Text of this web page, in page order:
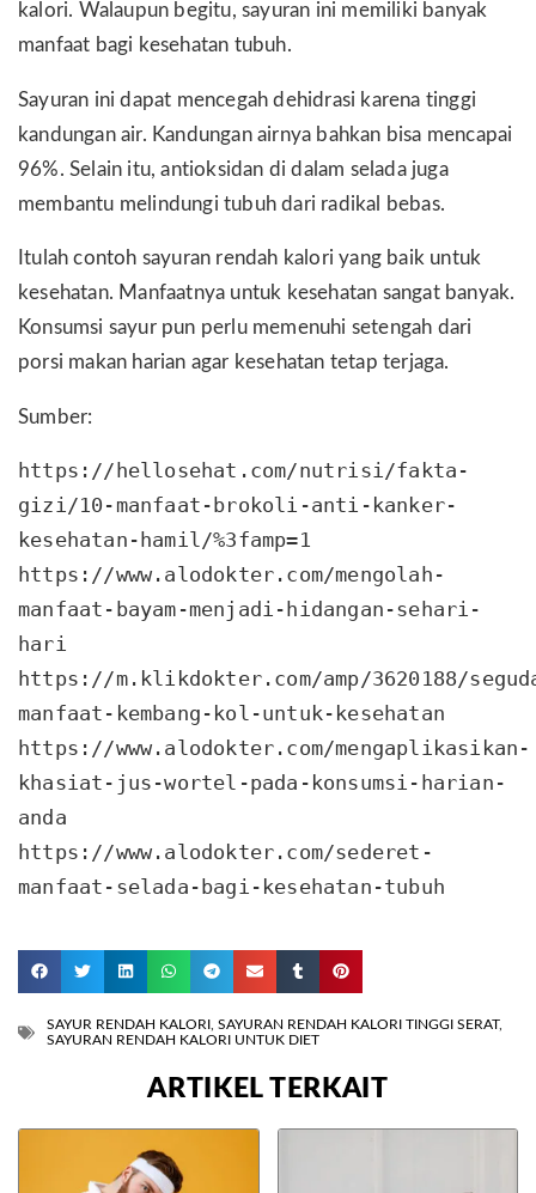
kalori. Walaupun begitu, sayuran ini memiliki banyak
manfaat bagi kesehatan tubuh.
Sayuran ini dapat mencegah dehidrasi karena tinggi
kandungan air. Kandungan airnya bahkan bisa mencapai
96%. Selain itu, antioksidan di dalam selada juga
membantu melindungi tubuh dari radikal bebas.
Itulah contoh sayuran rendah kalori yang baik untuk
kesehatan. Manfaatnya untuk kesehatan sangat banyak.
Konsumsi sayur pun perlu memenuhi setengah dari
porsi makan harian agar kesehatan tetap terjaga.
Sumber:
https://hellosehat.com/nutrisi/fakta-
gizi/10-manfaat-brokoli-anti-kanker-
kesehatan-hamil/%3famp=1
https://www.alodokter.com/mengolah-
manfaat-bayam-menjadi-hidangan-sehari-
hari
https://m.klikdokter.com/amp/3620188/
manfaat-kembang-kol-untuk-kesehatan
https://www.alodokter.com/mengaplikasikan-
khasiat-jus-wortel-pada-konsumsi-harian-
anda
https://www.alodokter.com/sederet-
manfaat-selada-bagi-kesehatan-tubuh
SAYUR RENDAH KALORI SAYURAN RENDAH KALORI TINGGI SERAT,
SAYURAN RENDAH KALORI UNTUK DIET
ARTIKEL TERKAIT